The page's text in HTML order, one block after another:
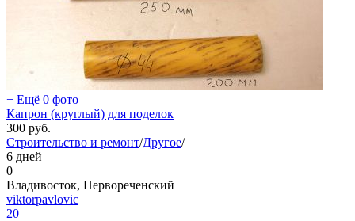
+ Ещё 0 фото
Капрон (круглый) для поделок
300 руб.
Строительство и ремонт/Другое/
6 дней
0
Владивосток, Первореченский
viktorpavlovic
20